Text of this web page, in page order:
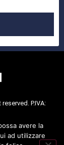
P.IVA:
avere la
ad utilizzare